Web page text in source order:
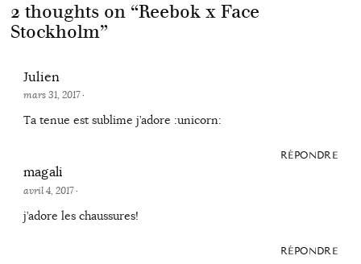
2 thoughts on “Reebok x Face
Stockholm”
Julien
mars 31, 2017·
Ta tenue est sublime j’adore :unicorn:
RÉPONDRE
magali
avril 4, 2017·
j’adore les chaussures!
RÉPONDRE